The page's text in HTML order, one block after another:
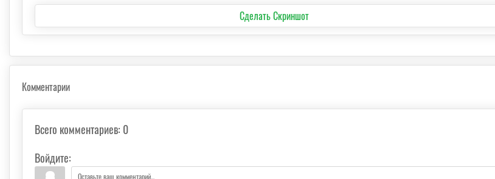
Сделать Скриншот
Комментарии
Всего комментариев: 0
Войдите: